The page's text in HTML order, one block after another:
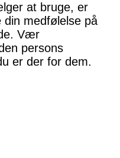
at bruge, er
medfølelse på
Vær
persons
er der for dem.